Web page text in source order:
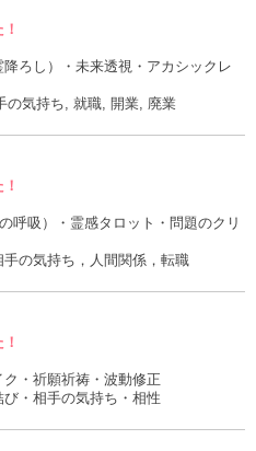
降ろし）・未来透視・アカシックレ
の気持ち, 就職, 開業, 廃業
呼吸）・霊感タロット・問題のクリ
手の気持ち，人間関係，転職
ク・祈願祈祷・波動修正
び・相手の気持ち・相性